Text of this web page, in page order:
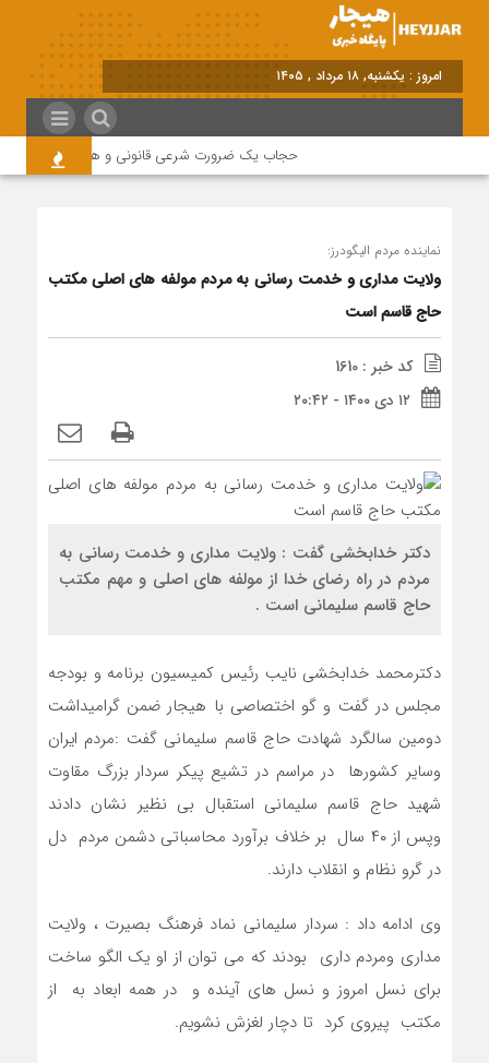
برابر با : S
حجاب یک ضرورت شرعی قانونی و همه در این زمینه
نماینده مردم الیگودرز:
ولایت مداری و خدمت رسانی به مردم مولفه های اصلی مکتب
حاج قاسم است
کد خبر : 1610
۱۲ دی ۱۴۰۰ - ۲۰:۴۲
دکتر خدابخشی گفت : ولایت مداری و خدمت رسانی به
مردم در راه رضای خدا از مولفه های اصلی و مهم مکتب
حاج قاسم سلیمانی است .
دکترمحمد خدابخشی نایب رئیس کمیسیون برنامه و بودجه
مجلس در گفت و گو اختصاصی با هیجار ضمن گرامیداشت
دومین سالگرد شهادت حاج قاسم سلیمانی گفت :مردم ایران
وسایر کشورها در مراسم در تشیع پیکر سردار بزرگ مقاوت
شهید حاج قاسم سلیمانی استقبال بی نظیر نشان دادند
وپس از ۴۰ سال بر خلاف برآورد محاسباتی دشمن مردم دل
در گرو نظام و انقلاب دارند.
وی ادامه داد : سردار سلیمانی نماد فرهنگ بصیرت ، ولایت
مداری ومردم داری بودند که می توان از او یک الگو ساخت
برای نسل امروز و نسل های آینده و در همه ابعاد به از
مکتب پیروی کرد تا دچار لغزش نشویم.